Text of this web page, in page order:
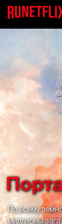
По всему
миллионы